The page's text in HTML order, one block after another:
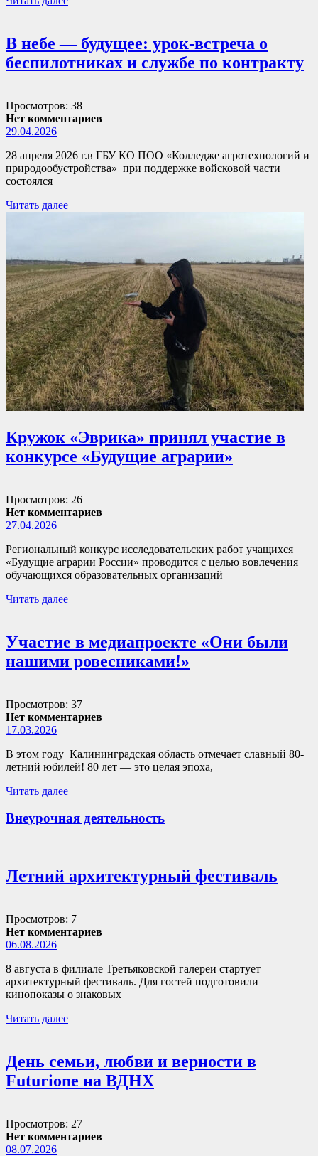
В небе — будущее: урок-встреча о
беспилотниках и службе по контракту
Просмотров: 38
Нет комментариев
29.04.2026
28 апреля 2026 г.в ГБУ КО ПОО «Колледже агротехнологий и
природообустройства» при поддержке войсковой части
состоялся
Читать далее
Кружок «Эврика» принял участие в
конкурсе «Будущие аграрии»
Просмотров: 26
Нет комментариев
27.04.2026
Региональный конкурс исследовательских работ учащихся
«Будущие аграрии России» проводится с целью вовлечения
обучающихся образовательных организаций
Читать далее
Участие в медиапроекте «Они были
нашими ровесниками!»
Просмотров: 37
Нет комментариев
17.03.2026
В этом году Калининградская область отмечает славный 80-
летний юбилей! 80 лет — это целая эпоха,
Читать далее
Внеурочная деятельность
Летний архитектурный фестиваль
Просмотров: 7
Нет комментариев
06.08.2026
8 августа в филиале Третьяковской галереи стартует
архитектурный фестиваль. Для гостей подготовили
кинопоказы о знаковых
Читать далее
День семьи, любви и верности в
Futurione на ВДНХ
Просмотров: 27
Нет комментариев
08.07.2026